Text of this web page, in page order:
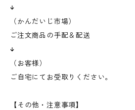
↓
（かんだいじ市場）
ご注文商品の手配＆配送
↓
（お客様）
ご自宅にてお受取りください。
【その他・注意事項】